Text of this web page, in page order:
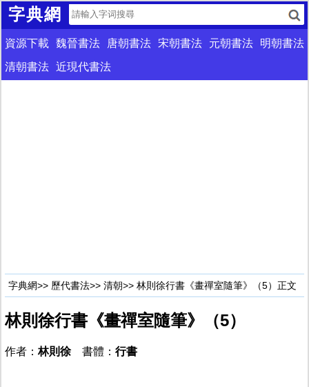
字典網
資源下載 魏晉書法 唐朝書法 宋朝書法 元朝書法
明朝書法
清朝書法 近現代書法
字典網>> 歷代書法>> 清朝>> 林則徐行書《畫禪室隨筆》（5）正文
林則徐行書《畫禪室隨筆》（5）
作者：林則徐 書體： 行書